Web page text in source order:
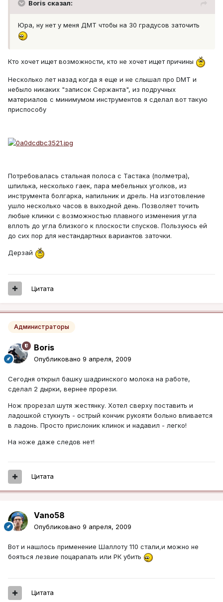
Boris сказал:
Юра, ну нет у меня ДМТ чтобы на 30 градусов заточить
Кто хочет ищет возможности, кто не хочет ищет причины
Несколько лет назад когда я еще и не слышал про DMT и
небыло никаких "записок Сержанта", из подручных
материалов с минимумом инструментов я сделал вот такую
приспособу
Потребовалась стальная полоса с Тастака (полметра),
шпилька, несколько гаек, пара мебельных уголков, из
инструмента болгарка, напильник и дрель. На изготовление
ушло несколько часов в выходной день. Позволяет точить
любые клинки с возможностью плавного изменения угла
вплоть до угла близкого к плоскости спусков. Пользуюсь ей
до сих пор для нестандартных вариантов заточки.
Дерзай
Цитата
Администраторы
Boris
Опубликовано 9 апреля, 2009
Сегодня открыл башку шадринского молока на работе,
сделал 2 дырки, вернее прорези.
Нож прорезал шутя жестянку. Хотел сверху поставить и
ладошкой стукнуть - острый кончик рукояти больно впивается
в ладонь. Просто прислоник клинок и надавил - легко!
На ноже даже следов нет!
Цитата
Vano58
Опубликовано 9 апреля, 2009
Вот и нашлось применение Шаллоту 110 стали,и можно не
бояться лезвие поцарапать или РК убить
Цитата